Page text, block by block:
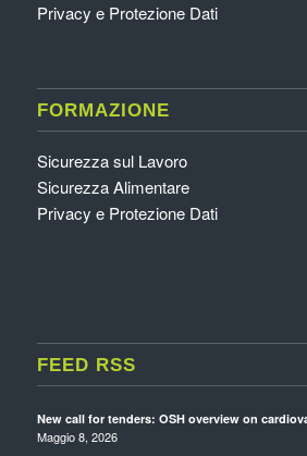
Privacy e Protezione Dati
FORMAZIONE
Sicurezza sul Lavoro
Sicurezza Alimentare
Privacy e Protezione Dati
FEED RSS
New call for tenders: OSH overview on
Maggio 8, 2026